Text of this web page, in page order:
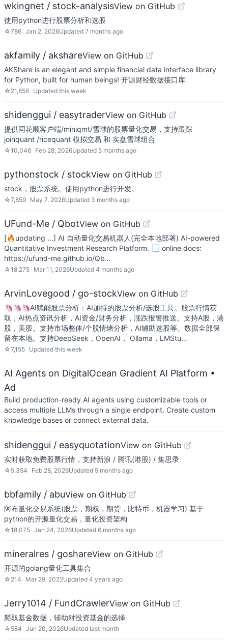
wkingnet / stock-analysisView on GitHub
使用python进行股票分析和选股
☆786 Jan 2, 2026Updated 7 months ago
akfamily / akshareView on GitHub
AKShare is an elegant and simple financial data interface library
for Python, built for human beings! 开源财经数据接口库
☆ 21,856 Updated this week
shidenggui / easytraderView on GitHub
提供同花顺客户端/miniqmt/雪球的股票量化交易，支持跟踪
joinquant /ricequant 模拟交易 和 实盘雪球组合
☆10,046 Feb 28, 2026Updated 5 months ago
pythonstock / stockView on GitHub
stock，股票系统。使用python进行开发。
☆7,859 May 7, 2026Updated 3 months ago
UFund-Me / QbotView on GitHub
[🔥updating ...] AI 自动量化交易机器人(完全本地部署) AI-powered
Quantitative Investment Research Platform. 📃 online docs:
https://ufund-me.github.io/Qb…
☆18,275 Mar 11, 2026Updated 4 months ago
ArvinLovegood / go-stockView on GitHub
🦄🦄🦄AI赋能股票分析：AI加持的股票分析/选股工具。股票行情获
取，AI热点资讯分析，AI资金/财务分析，涨跌报警推送。支持A股，港
股，美股。支持市场整体/个股情绪分析，AI辅助选股等。数据全部保
留在本地。支持DeepSeek，OpenAI， Ollama，LMStu…
☆7,155 Updated this week
AI Agents on DigitalOcean Gradient AI Platform •
Ad
Build production-ready AI agents using customizable tools or
access multiple LLMs through a single endpoint. Create custom
knowledge bases or connect external data.
shidenggui / easyquotationView on GitHub
实时获取免费股票行情，支持新浪 / 腾讯(港股) / 集思录
☆ 5,354 Feb 28, 2026Updated 5 months ago
bbfamily / abuView on GitHub
阿布量化交易系统(股票，期权，期货，比特币，机器学习) 基于
python的开源量化交易，量化投资架构
☆18,075 Jan 24, 2026Updated 6 months ago
mineralres / goshareView on GitHub
开源的golang量化工具集合
☆ 214 Mar 29, 2022Updated 4 years ago
Jerry1014 / FundCrawlerView on GitHub
爬取基金数据，辅助对投资基金的选择
☆ 584 Jun 20, 2026Updated last month